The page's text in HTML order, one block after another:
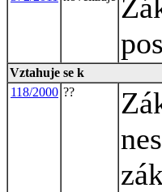
Vztahuje se k
118/2000 ??